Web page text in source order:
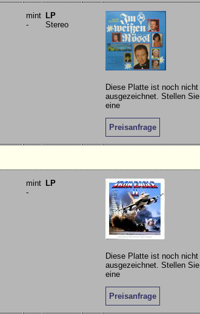
mint
-
LP
Stereo
Diese Platte ist noch nicht
ausgezeichnet. Stellen Sie
eine
Preisanfrage
mint
-
LP
Diese Platte ist noch nicht
ausgezeichnet. Stellen Sie
eine
Preisanfrage